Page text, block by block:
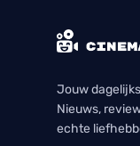
Jouw
Nieuws,
echte